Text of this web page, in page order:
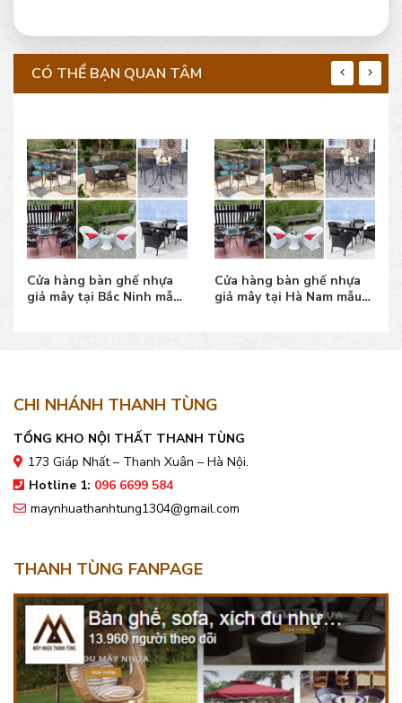
CÓ THỂ BẠN QUAN TÂM
Cửa hàng bàn ghế nhựa
giả mây tại Bắc Ninh mẫu
Cửa hàng bàn ghế nhựa
giả mây tại Hà Nam mẫu
CHI NHÁNH THANH TÙNG
TỔNG KHO NỘI THẤT THANH TÙNG
173 Giáp Nhất – Thanh Xuân – Hà Nội.
Hotline 1: 096 6699 584
maynhuathanhtung1304@gmail.com
THANH TÙNG FANPAGE